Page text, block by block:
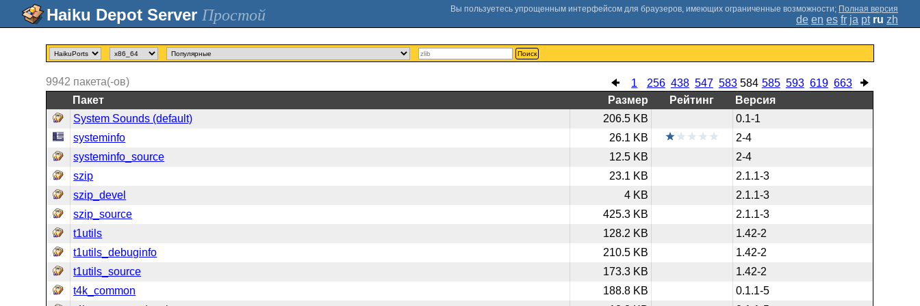
Простой ; Полная версия
de en es fr ja pt ru zh
Поиск
1 256 438 547 583 584 585 593 619 663
9942 пакета(-ов)
Пакет
Размер Рейтинг
Версия
System Sounds (default)
206.5 KB
0.1-1
systeminfo
26.1 KB
2-4
systeminfo_source
12.5 KB
2-4
szip
23.1 KB
2.1.1-3
szip_devel
4 KB
2.1.1-3
szip_source
425.3 KB
2.1.1-3
t1utils
128.2 KB
1.42-2
t1utils_debuginfo
210.5 KB
1.42-2
t1utils_source
173.3 KB
1.42-2
t4k_common
188.8 KB
0.1.1-5